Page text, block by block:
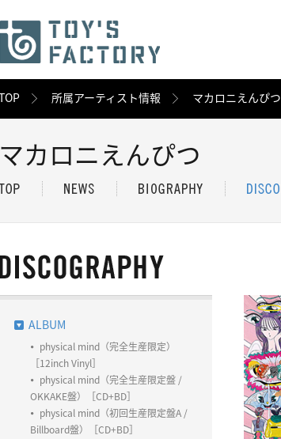
TOP 所属アーティスト情報 マカロニえんぴつ
マカロニえんぴつ
ALBUM
physical mind（完全生産限定）
［12inch Vinyl］
physical mind（完全生産限定盤 /
OKKAKE盤）［CD+BD］
physical mind（初回生産限定盤A /
Billboard盤）［CD+BD］